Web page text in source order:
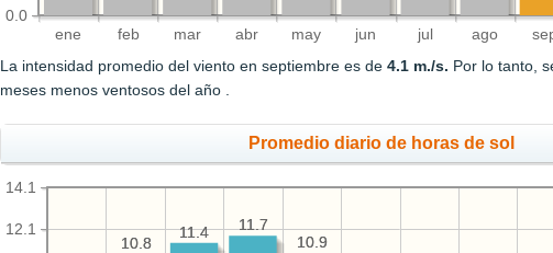
ene feb mar abr may jun jul ago
0.0
La intensidad promedio del viento en septiembre es de4.1 m./s. Por lo tanto,
meses menos ventosos del año .
Promedio diario de horas de sol
12.1
14.1
10.9
11.7
11.4
10.8
10.9
11.7
11.4
10.8